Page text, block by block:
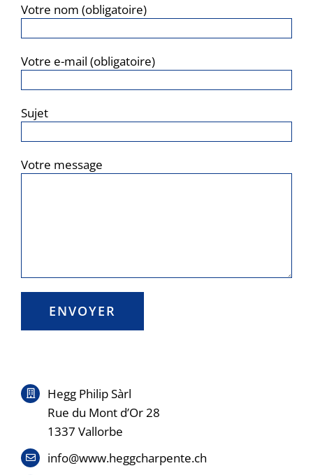
Votre nom (obligatoire)
Votre e-mail (obligatoire)
Sujet
Votre message
Hegg Philip Sàrl
Rue du Mont d’Or 28
1337 Vallorbe
info@www.heggcharpente.ch